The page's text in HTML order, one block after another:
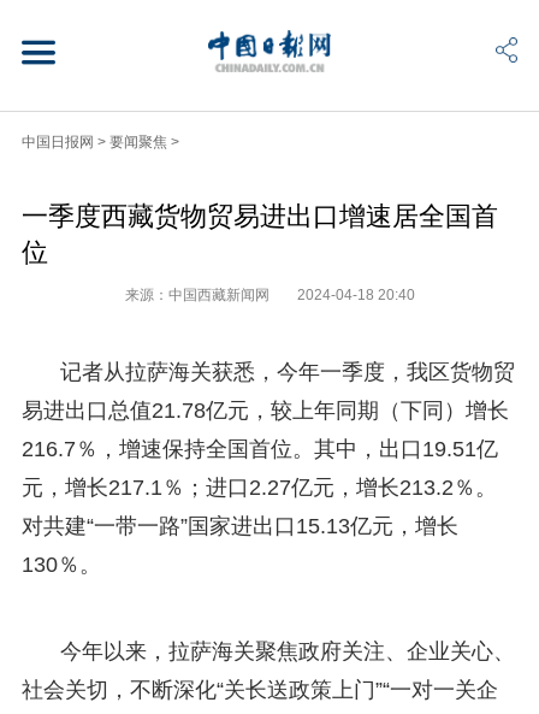
中国日报网 > 要闻聚焦 >
一季度西藏货物贸易进出口增速居全国首
位
来源：中国西藏新闻网 2024-04-18 20:40
记者从拉萨海关获悉，今年一季度，我区货物贸
易进出口总值21.78亿元，较上年同期（下同）增长
216.7％，增速保持全国首位。其中，出口19.51亿
元，增长217.1％；进口2.27亿元，增长213.2％。
对共建“一带一路”国家进出口15.13亿元，增长
130％。
今年以来，拉萨海关聚焦政府关注、企业关心、
社会关切，不断深化“关长送政策上门”“一对一关企